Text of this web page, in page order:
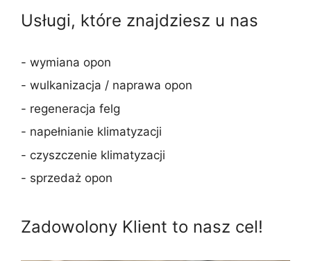
Usługi, które znajdziesz u nas
- wymiana opon
- wulkanizacja / naprawa opon
- regeneracja felg
- napełnianie klimatyzacji
- czyszczenie klimatyzacji
- sprzedaż opon
Zadowolony Klient to nasz cel!